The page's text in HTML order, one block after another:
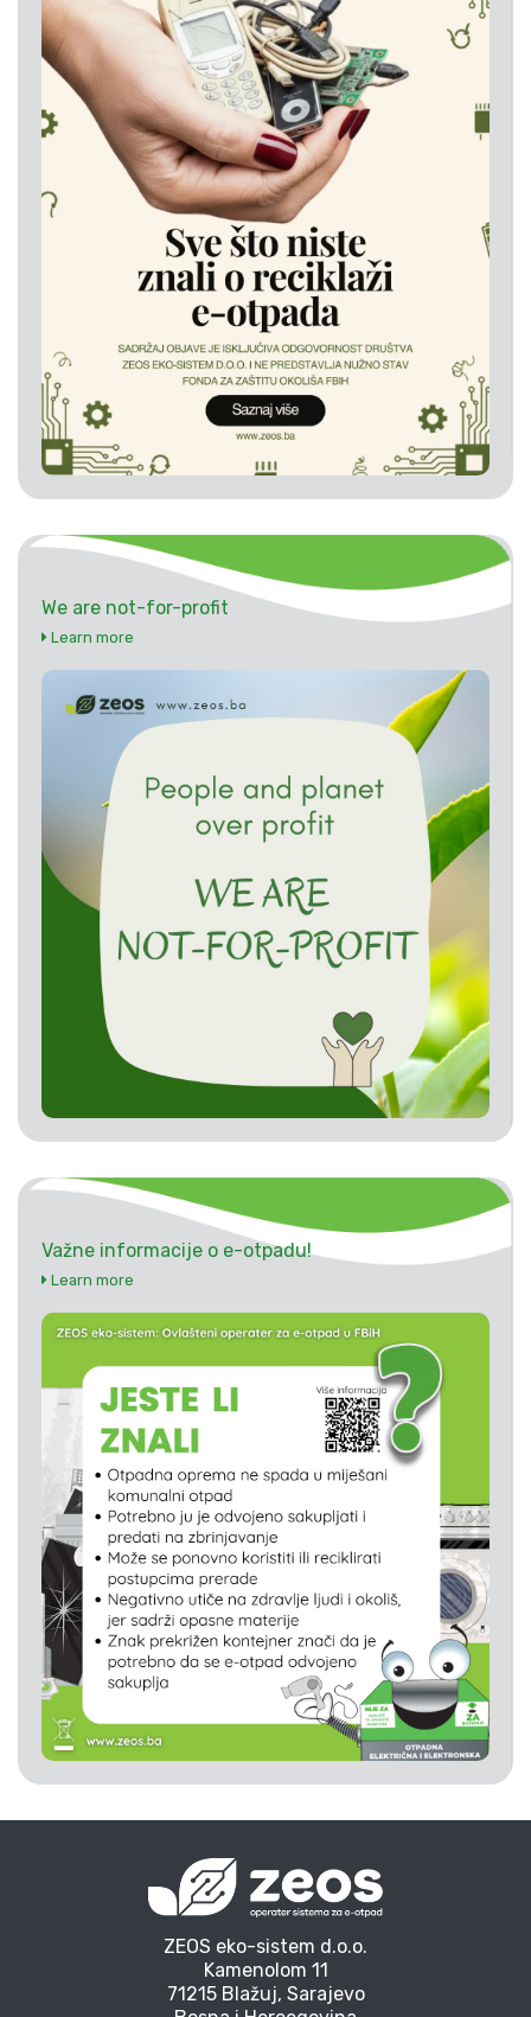
We are not-for-profit
Learn more
Važne informacije o e-otpadu!
Learn more
ZEOS eko-sistem d.o.o.
Kamenolom 11
71215 Blažuj, Sarajevo